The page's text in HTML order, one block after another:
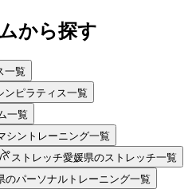
から探す
一覧
ンピラティス一覧
一覧
シントレーニング一覧
ストレッチ愛媛県のストレッチ一覧
のパーソナルトレーニング一覧